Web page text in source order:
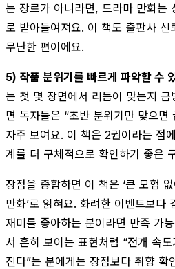
는 장르가 아니라면, 드라마 만화는
로 받아들여져요. 이 책도 출판사 신
무난한 편이에요.
5) 작품 분위기를 빠르게 파악할 수
는 첫 몇 장면에서 리듬이 맞는지
면 독자들은 “초반 분위기만 맞으면
자주 보여요. 이 책은 2권이라는 점
계를 더 구체적으로 확인하기 좋은
장점을 종합하면 이 책은 ‘큰 모험
만화’로 읽혀요. 화려한 이벤트보다
재미를 좋아하는 분이라면 만족 가
서 흔히 보이는 표현처럼 “전개 속
진다”는 분에게는 장점보다 취향 확